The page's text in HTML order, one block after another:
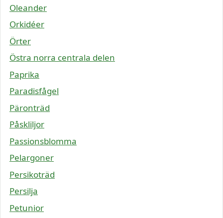
Oleander
Orkidéer
Örter
Östra norra centrala delen
Paprika
Paradisfågel
Päronträd
Påskliljor
Passionsblomma
Pelargoner
Persikoträd
Persilja
Petunior